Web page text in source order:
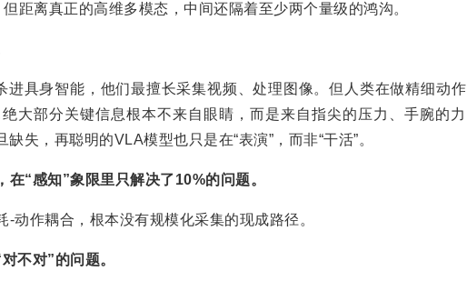
距离真正的高维多模态，中间还隔着至少两个量级的鸿沟。
进具身智能，他们最擅长采集视频、处理图像。但人类在做精细动作
大部分关键信息根本不来自眼睛，而是来自指尖的压力、手腕的力
失，再聪明的VLA模型也只是在“表演”，而非“干活”。
“感知”象限里只解决了10%的问题。
动作耦合，根本没有规模化采集的现成路径。
不对”的问题。